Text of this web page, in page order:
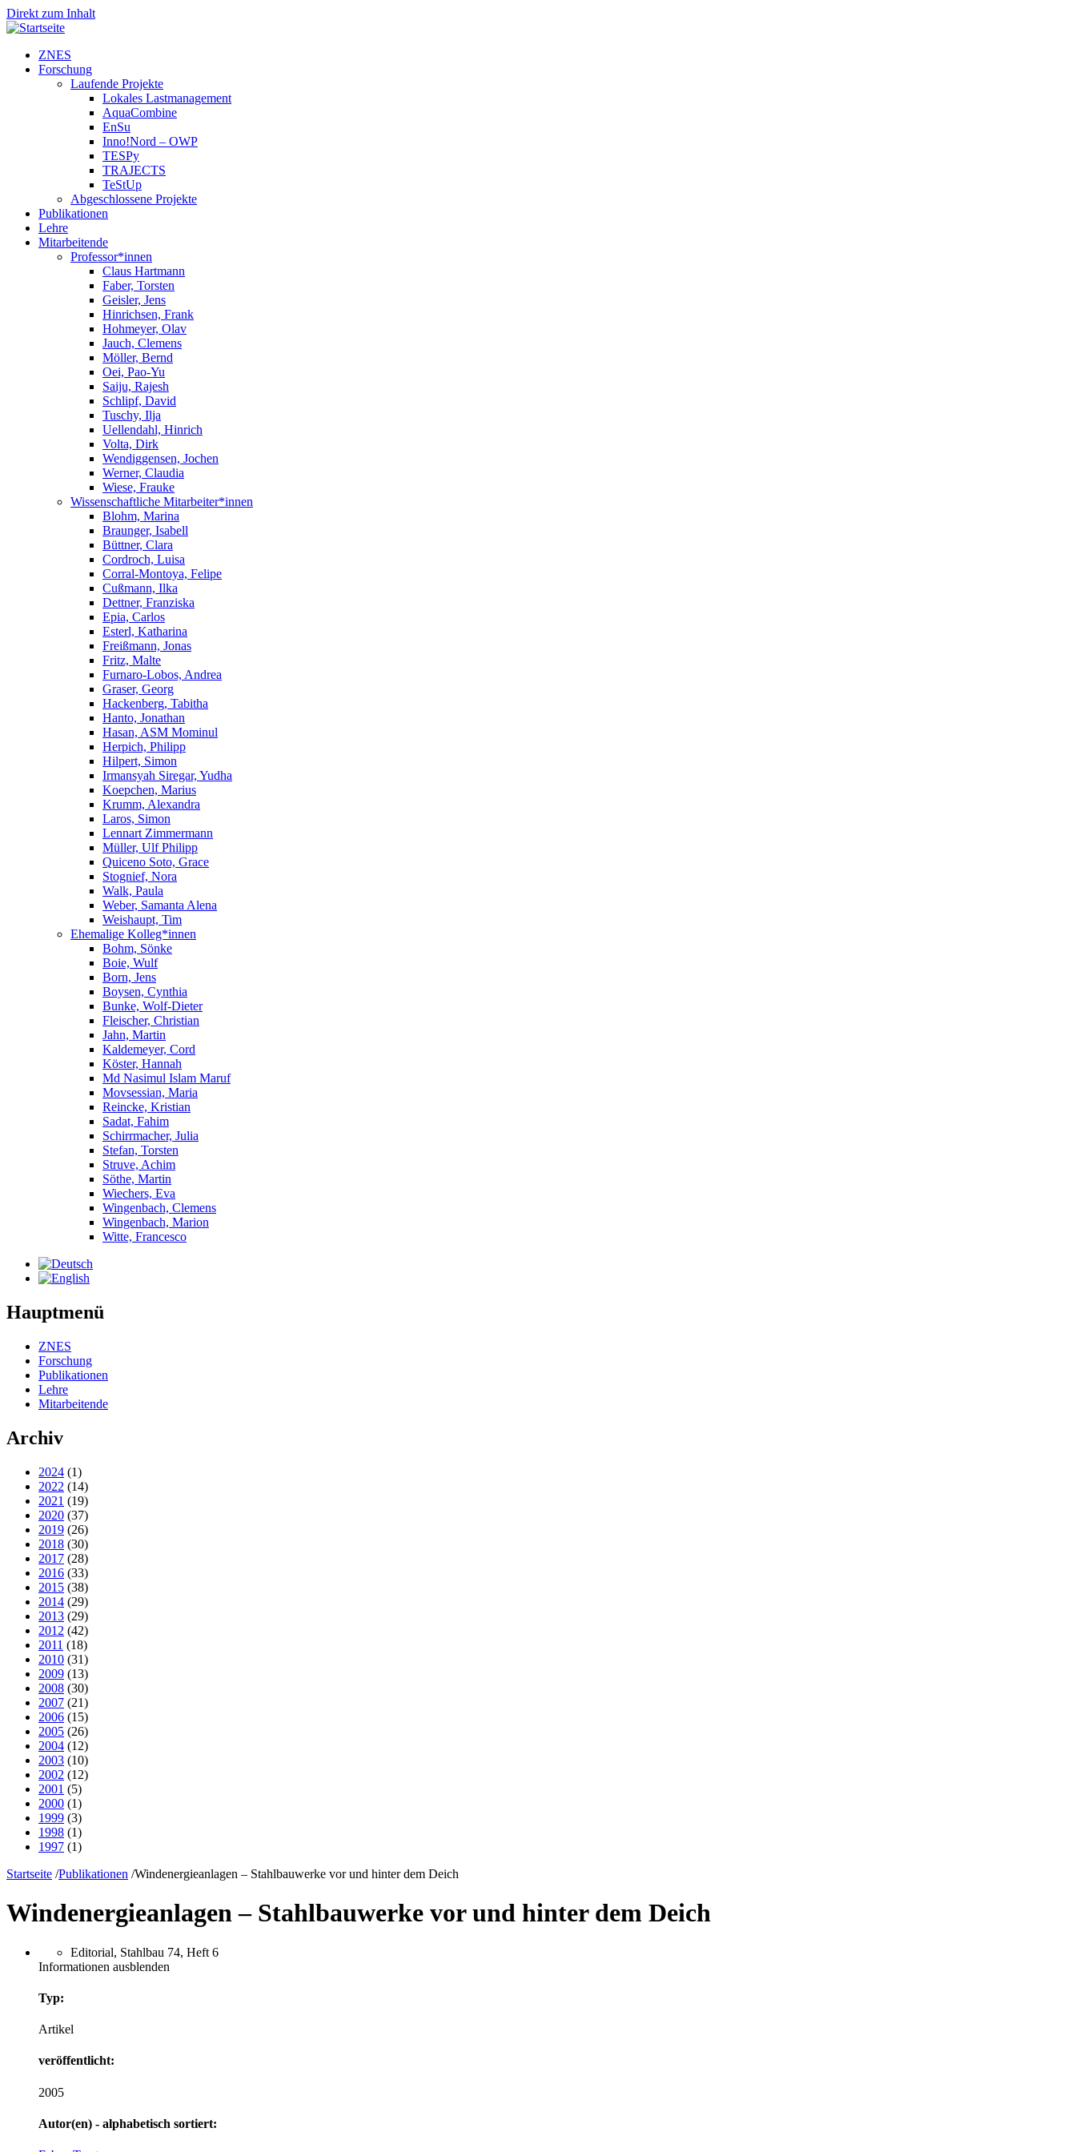
Direkt zum Inhalt
ZNES
Forschung
Laufende Projekte
Lokales Lastmanagement
AquaCombine
EnSu
Inno!Nord – OWP
TESPy
TRAJECTS
TeStUp
Abgeschlossene Projekte
Publikationen
Lehre
Mitarbeitende
Professor*innen
Claus Hartmann
Faber, Torsten
Geisler, Jens
Hinrichsen, Frank
Hohmeyer, Olav
Jauch, Clemens
Möller, Bernd
Oei, Pao-Yu
Saiju, Rajesh
Schlipf, David
Tuschy, Ilja
Uellendahl, Hinrich
Volta, Dirk
Wendiggensen, Jochen
Werner, Claudia
Wiese, Frauke
Wissenschaftliche Mitarbeiter*innen
Blohm, Marina
Braunger, Isabell
Büttner, Clara
Cordroch, Luisa
Corral-Montoya, Felipe
Cußmann, Ilka
Dettner, Franziska
Epia, Carlos
Esterl, Katharina
Freißmann, Jonas
Fritz, Malte
Furnaro-Lobos, Andrea
Graser, Georg
Hackenberg, Tabitha
Hanto, Jonathan
Hasan, ASM Mominul
Herpich, Philipp
Hilpert, Simon
Irmansyah Siregar, Yudha
Koepchen, Marius
Krumm, Alexandra
Laros, Simon
Lennart Zimmermann
Müller, Ulf Philipp
Quiceno Soto, Grace
Stognief, Nora
Walk, Paula
Weber, Samanta Alena
Weishaupt, Tim
Ehemalige Kolleg*innen
Bohm, Sönke
Boie, Wulf
Born, Jens
Boysen, Cynthia
Bunke, Wolf-Dieter
Fleischer, Christian
Jahn, Martin
Kaldemeyer, Cord
Köster, Hannah
Md Nasimul Islam Maruf
Movsessian, Maria
Reincke, Kristian
Sadat, Fahim
Schirrmacher, Julia
Stefan, Torsten
Struve, Achim
Söthe, Martin
Wiechers, Eva
Wingenbach, Clemens
Wingenbach, Marion
Witte, Francesco
Hauptmenü
ZNES
Forschung
Publikationen
Lehre
Mitarbeitende
Archiv
2024 (1)
2022 (14)
2021 (19)
2020 (37)
2019 (26)
2018 (30)
2017 (28)
2016 (33)
2015 (38)
2014 (29)
2013 (29)
2012 (42)
2011 (18)
2010 (31)
2009 (13)
2008 (30)
2007 (21)
2006 (15)
2005 (26)
2004 (12)
2003 (10)
2002 (12)
2001 (5)
2000 (1)
1999 (3)
1998 (1)
1997 (1)
Startseite /Publikationen /Windenergieanlagen – Stahlbauwerke vor und hinter dem Deich
Windenergieanlagen – Stahlbauwerke vor und hinter dem Deich
Editorial, Stahlbau 74, Heft 6
Informationen ausblenden
Typ:
Artikel
veröffentlicht:
2005
Autor(en) - alphabetisch sortiert: